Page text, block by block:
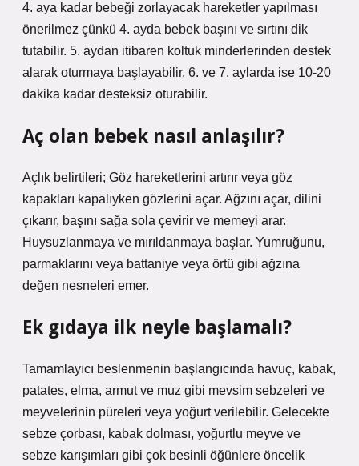
4. aya kadar bebeği zorlayacak hareketler yapılması
önerilmez çünkü 4. ayda bebek başını ve sırtını dik
tutabilir. 5. aydan itibaren koltuk minderlerinden destek
alarak oturmaya başlayabilir, 6. ve 7. aylarda ise 10-20
dakika kadar desteksiz oturabilir.
Aç olan bebek nasıl anlaşılır?
Açlık belirtileri; Göz hareketlerini artırır veya göz
kapakları kapalıyken gözlerini açar. Ağzını açar, dilini
çıkarır, başını sağa sola çevirir ve memeyi arar.
Huysuzlanmaya ve mırıldanmaya başlar. Yumruğunu,
parmaklarını veya battaniye veya örtü gibi ağzına
değen nesneleri emer.
Ek gıdaya ilk neyle başlamalı?
Tamamlayıcı beslenmenin başlangıcında havuç, kabak,
patates, elma, armut ve muz gibi mevsim sebzeleri ve
meyvelerinin püreleri veya yoğurt verilebilir. Gelecekte
sebze çorbası, kabak dolması, yoğurtlu meyve ve
sebze karışımları gibi çok besinli öğünlere öncelik